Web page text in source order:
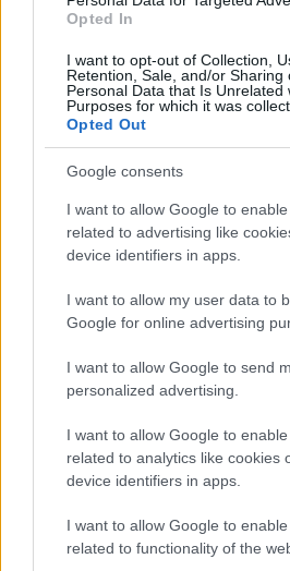
Opted In
I want to opt-out of Collection,
Retention, Sale, and/or Sharing
Personal Data that Is Unrelated
Purposes for which it was
Opted Out
Google consents
I want to allow Google to
related to advertising like
device identifiers in apps.
I want to allow my user data to
Google for online advertising
I want to allow Google to send
personalized advertising.
I want to allow Google to
related to analytics like cookies
device identifiers in apps.
I want to allow Google to
related to functionality of the
ΑΣΕΠ: Εξ αποστάσεως
Πιστοποίηση
μέρες
Μάθε πρώτος όλες
ειδήσεις.
Βάλε το proson.gr
αναζήτησης της
Δημοφιλείς
Ανοικτές 1.779 θέσεις
Δημόσιο (χωρίς πτυχίο)